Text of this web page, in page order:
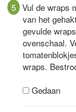
5 Vul de wraps
van het
gevulde
ovenschaal.
wraps.
Gedaan